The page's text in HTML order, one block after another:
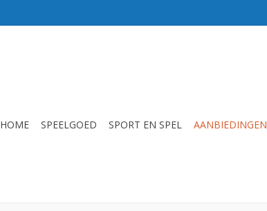
HOME SPEELGOED SPORT EN SPEL AANBIEDINGEN